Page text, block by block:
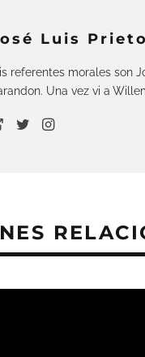
Luis Prieto
referentes morales son
Una vez vi a